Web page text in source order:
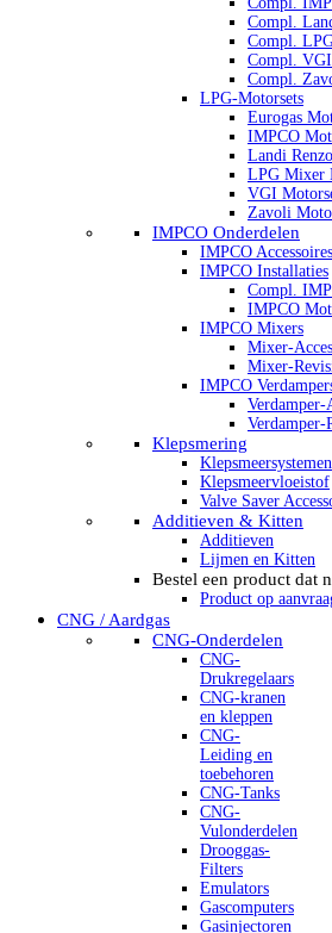
Compl.
Compl.
Compl. VGI
Compl.
LPG-Motorsets
Eurogas
IMPCO
Landi
LPG Mixer
VGI
Zavoli
IMPCO Onderdelen
IMPCO Accessoires
IMPCO Installaties
Compl.
IMPCO
IMPCO Mixers
Mixer-
Mixer-
IMPCO
Verdamper-
Verdamper-
Klepsmering
Klepsmeersystemen
Klepsmeervloeistof
Valve Saver
Additieven & Kitten
Additieven
Lijmen en Kitten
Bestel een product dat
Product op
CNG / Aardgas
CNG-Onderdelen
CNG-
Drukregelaars
CNG-kranen
en kleppen
CNG-
Leiding en
toebehoren
CNG-Tanks
CNG-
Vulonderdelen
Drooggas-
Filters
Emulators
Gascomputers
Gasinjectoren